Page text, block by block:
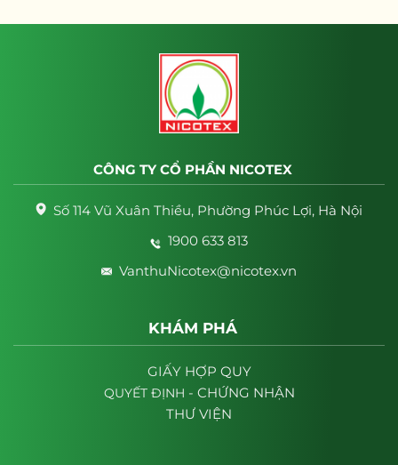
CÔNG TY CỔ PHẦN NICOTEX
Số 114 Vũ Xuân Thiều, Phường Phúc Lợi, Hà Nội
1900 633 813
VanthuNicotex@nicotex.vn
KHÁM PHÁ
GIẤY HỢP QUY
QUYẾT ĐỊNH - CHỨNG NHẬN
THƯ VIỆN